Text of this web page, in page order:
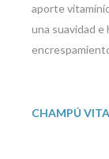
aporte
una suavidad e
CHAMPÚ